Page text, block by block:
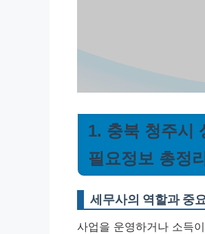
1. 충북 청주시
필요정보 총정리
세무사의 역할과 중
사업을 운영하거나 소득